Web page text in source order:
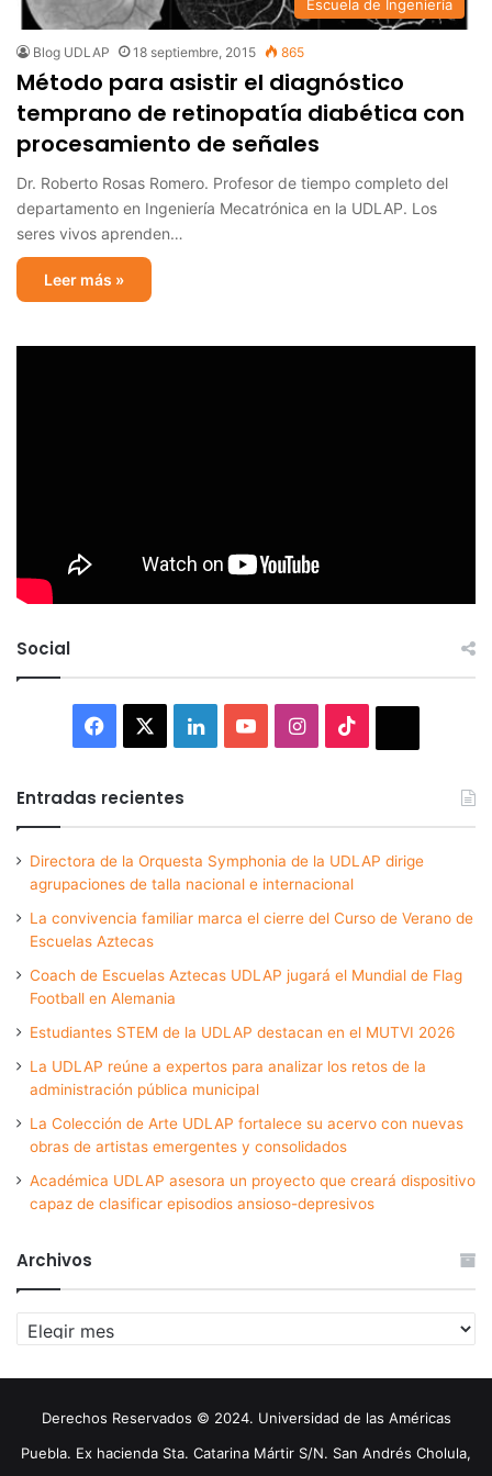
Escuela de Ingeniería
Blog UDLAP 18 septiembre, 2015 865
Método para asistir el diagnóstico
temprano de retinopatía diabética con
procesamiento de señales
Dr. Roberto Rosas Romero. Profesor de tiempo completo del
departamento en Ingeniería Mecatrónica en la UDLAP. Los
seres vivos aprenden…
Leer más »
Social
Facebook LinkedInYouTubeInstagram
Entradas recientes
Directora de la Orquesta Symphonia de la UDLAP dirige
agrupaciones de talla nacional e internacional
La convivencia familiar marca el cierre del Curso de Verano de
Escuelas Aztecas
Coach de Escuelas Aztecas UDLAP jugará el Mundial de Flag
Football en Alemania
Estudiantes STEM de la UDLAP destacan en el MUTVI 2026
La UDLAP reúne a expertos para analizar los retos de la
administración pública municipal
La Colección de Arte UDLAP fortalece su acervo con nuevas
obras de artistas emergentes y consolidados
Académica UDLAP asesora un proyecto que creará dispositivo
capaz de clasificar episodios ansioso-depresivos
Archivos
Archivos
Derechos Reservados © 2024. Universidad de las Américas
Puebla. Ex hacienda Sta. Catarina Mártir S/N. San Andrés Cholula,